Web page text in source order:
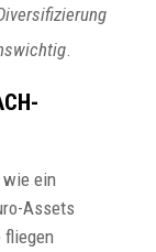
.
ein
Assets